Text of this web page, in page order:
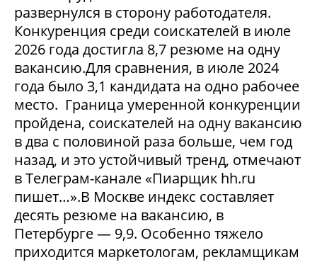
развернулся в сторону работодателя.
Конкуренция среди соискателей в июле
2026 года достигла 8,7 резюме на одну
вакансию.Для сравнения, в июле 2024
года было 3,1 кандидата на одно рабочее
место. Граница умеренной конкуренции
пройдена, соискателей на одну вакансию
в два с половиной раза больше, чем год
назад, и это устойчивый тренд, отмечают
в Телеграм-канале «Пиарщик hh.ru
пишет…».В Москве индекс составляет
десять резюме на вакансию, в
Петербурге — 9,9. Особенно тяжело
приходится маркетологам, рекламщикам